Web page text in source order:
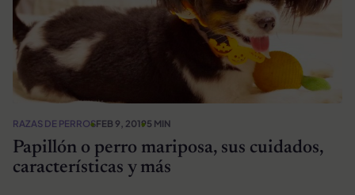
RAZAS DE PERROSFEB 9, 20195 MIN
Papillón o perro mariposa, sus cuidados,
características y más